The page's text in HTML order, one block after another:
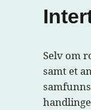
Selv om
samt et